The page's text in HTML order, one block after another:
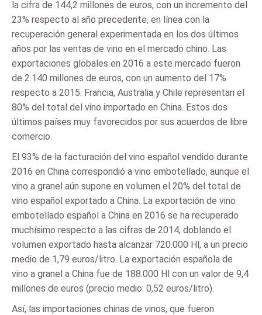
la cifra de 144,2 millones de euros, con un incremento del
23% respecto al año precedente, en línea con la
recuperación general experimentada en los dos últimos
años por las ventas de vino en el mercado chino. Las
exportaciones globales en 2016 a este mercado fueron
de 2.140 millones de euros, con un aumento del 17%
respecto a 2015. Francia, Australia y Chile representan el
80% del total del vino importado en China. Estos dos
últimos países muy favorecidos por sus acuerdos de libre
comercio.
El 93% de la facturación del vino español vendido durante
2016 en China correspondió a vino embotellado, aunque el
vino a granel aún supone en volumen el 20% del total de
vino español exportado a China. La exportación de vino
embotellado español a China en 2016 se ha recuperado
muchísimo respecto a las cifras de 2014, doblando el
volumen exportado hasta alcanzar 720.000 Hl, a un precio
medio de 1,79 euros/litro. La exportación española de
vino a granel a China fue de 188.000 Hl con un valor de 9,4
millones de euros (precio medio: 0,52 euros/litro).
Así, las importaciones chinas de vinos, que fueron